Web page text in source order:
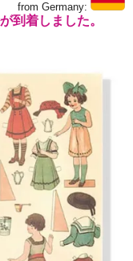
from Germany:
到着しました。